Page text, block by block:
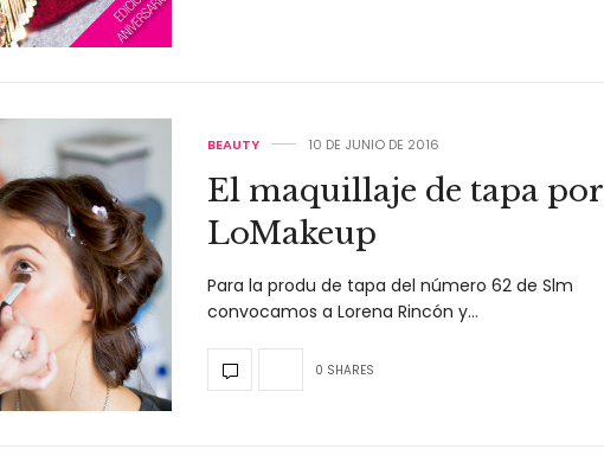
BEAUTY 10 DE JUNIO DE 2016
El maquillaje de tapa por
LoMakeup
Para la produ de tapa del número 62 de Slm
convocamos a Lorena Rincón y…
0 SHARES